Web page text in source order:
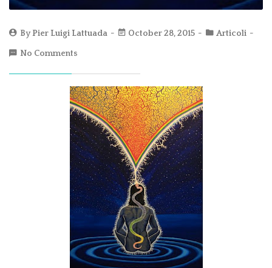
ByPier Luigi Lattuada October 28, 2015 Articoli
No Comments